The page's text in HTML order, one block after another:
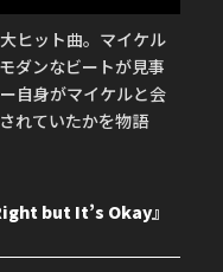
ヒット曲。マイケル
ダンなビートが見事
自身がマイケルと会
れていたかを物語
but It’s Okay』